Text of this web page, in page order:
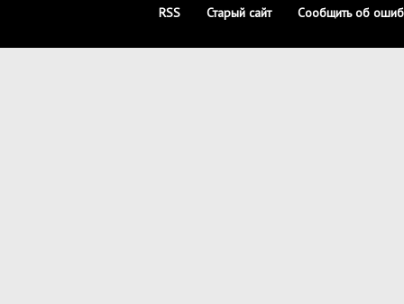
RSS Старый сайт Сообщить об